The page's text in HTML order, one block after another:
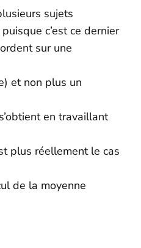
sujets
c’est ce dernier
sur une
et non plus un
en travaillant
plus réellement le cas
de la moyenne